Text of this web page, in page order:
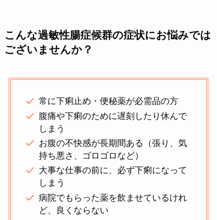
こんな過敏性腸症候群の症状にお悩みでは
ございませんか？
常に下痢止め・便秘薬が必需品の方
腹痛や下痢のために遅刻したり休んで
しまう
お腹の不快感が長期間ある（張り、気
持ち悪さ、ゴロゴロなど）
大事な仕事の前に、必ず下痢になって
しまう
病院でもらった薬を飲ませているけれ
ど、良くならない